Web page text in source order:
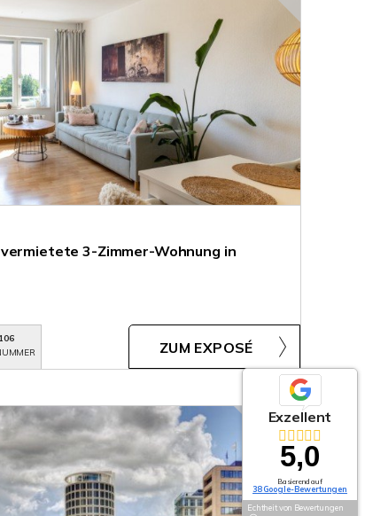
3-Zimmer-Wohnung in
ZUM EXPOSÉ
Exzellent
5,0
Basierend auf
38 Google-Bewertungen
Echtheit von Bewertungen